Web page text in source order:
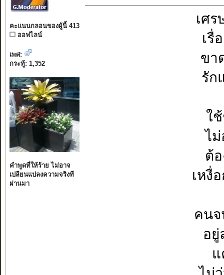
คะแนนกลอนของผู้นี้ 413
ออฟไลน์
เพศ:
กระทู้: 1,352
คำพูดที่ให้ร้าย ไม่อาจ
เปลียนแปลงความจริงที
ผ่านมา
เศร
เรื่
ขา
รัก
ใ
ไ
ต้
เหงื่
คนจ
อยู่